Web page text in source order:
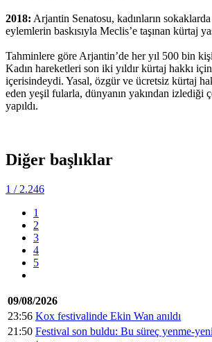
2018: Arjantin Senatosu, kadınların
eylemlerin baskısıyla Meclis’e taşınan kürtaj
Tahminlere göre Arjantin’de her yıl 500 bin
Kadın hareketleri son iki yıldır kürtaj hakkı
içerisindeydi. Yasal, özgür ve ücretsiz kürtaj
eden yeşil fularla, dünyanın yakından izlediği
yapıldı.
Diğer başlıklar
1 / 2.246
1
2
3
4
5
09/08/2026
23:56 Kox festivalinde Ekin Wan anıldı
21:50 Festival son buldu: Bu süreç yenme-